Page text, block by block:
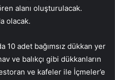
alanı oluşturulacak.
olacak.
10 adet bağımsız dükkan yer
ve balıkçı gibi dükkanların
ve kafeler ile İçmeler’e